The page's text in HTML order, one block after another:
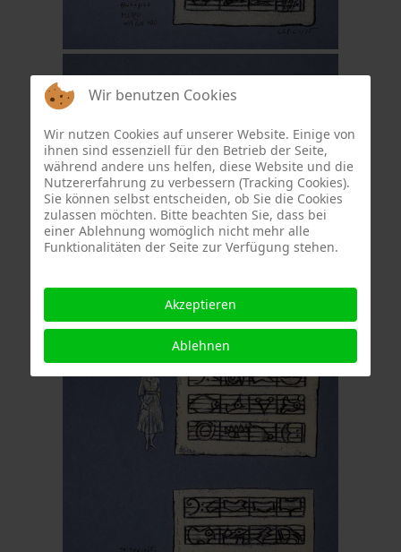
Wir benutzen Cookies
Wir nutzen Cookies auf unserer Website. Einige von
ihnen sind essenziell für den Betrieb der Seite,
während andere uns helfen, diese Website und die
Nutzererfahrung zu verbessern (Tracking Cookies).
Sie können selbst entscheiden, ob Sie die Cookies
zulassen möchten. Bitte beachten Sie, dass bei
einer Ablehnung womöglich nicht mehr alle
Funktionalitäten der Seite zur Verfügung stehen.
Akzeptieren
Ablehnen